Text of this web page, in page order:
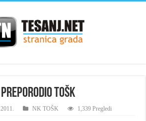
TOŠK
NK TOŠK 1,339 Pregledi